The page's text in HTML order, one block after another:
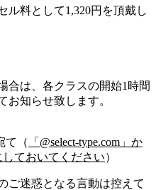
ル料として1,320円を頂戴し
合は、各クラスの開始1時間
お知らせ致します。
て（
「@select-type.com」か
ておいてください）
ご迷惑となる言動は控えて